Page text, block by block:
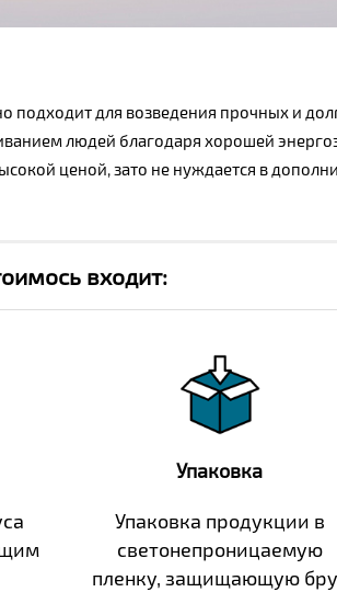
подходит для возведения прочных и
людей благодаря хорошей
ценой, зато не нуждается в
входит:
Упаковка
Упаковка продукции в
светонепроницаемую
пленку, защищающую